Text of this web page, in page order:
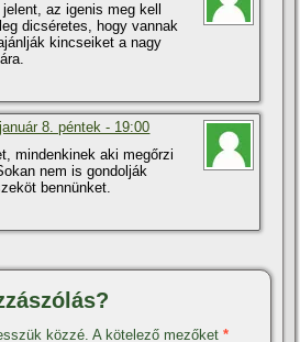
az igenis meg kell
dicséretes, hogy vannak
kincseiket a nagy
8. péntek - 19:00
mindenkinek aki megőrzi
nem is gondolják
bennünket.
közzé. A kötelező mezőket*